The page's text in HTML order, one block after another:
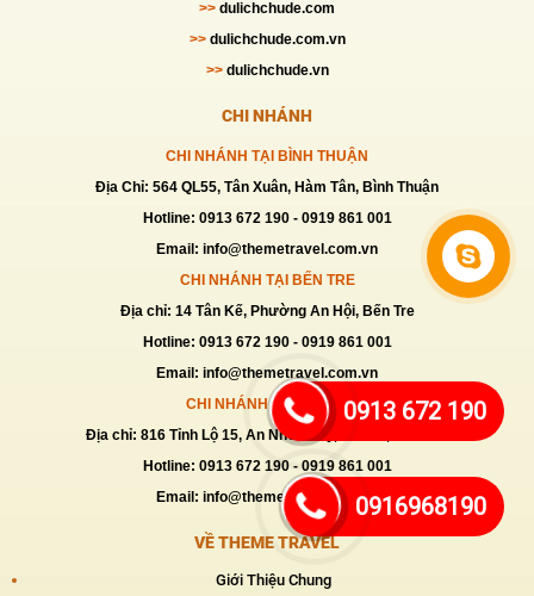
>> dulichchude.com
>> dulichchude.com.vn
>> dulichchude.vn
CHI NHÁNH
CHI NHÁNH TẠI BÌNH THUẬN
Địa Chỉ: 564 QL55, Tân Xuân, Hàm Tân, Bình Thuận
Hotline: 0913 672 190 - 0919 861 001
Email: info@themetravel.com.vn
CHI NHÁNH TẠI BẾN TRE
Địa chỉ: 14 Tân Kế, Phường An Hội, Bến Tre
Hotline: 0913 672 190 - 0919 861 001
Email: info@themetravel.com.vn
CHI NHÁNH TẠI CỦ CHI
Địa chỉ: 816 Tỉnh Lộ 15, An Nhơn Tây, Củ Chi, TP HCM
Hotline: 0913 672 190 - 0919 861 001
Email: info@themetravel.com.vn
VỀ THEME TRAVEL
Giới Thiệu Chung
0913 672 190
0916968190
Liên hệ